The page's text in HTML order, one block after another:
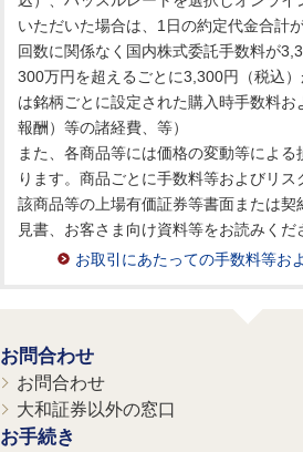
いただいた場合は、1日の約定代金合計
回数に関係なく国内株式委託手数料が
300万円を超えるごとに3,300円（税込
は銘柄ごとに設定された購入時手数料お
報酬）等の諸経費、等）
また、各商品等には価格の変動等によ
ります。商品ごとに手数料等およびリス
該商品等の上場有価証券等書面または
見書、お客さま向け資料等をお読みくだ
お取引にあたっての手数料等お
お問合わせ
お問合わせ
大和証券以外の窓口
お手続き